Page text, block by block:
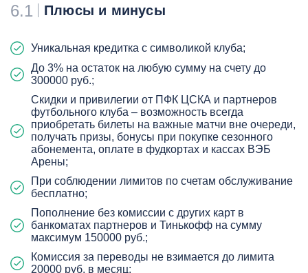
6.1 Плюсы и минусы
Уникальная кредитка с символикой клуба;
До 3% на остаток на любую сумму на счету до
300000 руб.;
Скидки и привилегии от ПФК ЦСКА и партнеров
футбольного клуба – возможность всегда
приобретать билеты на важные матчи вне очереди,
получать призы, бонусы при покупке сезонного
абонемента, оплате в фудкортах и кассах ВЭБ
Арены;
При соблюдении лимитов по счетам обслуживание
бесплатно;
Пополнение без комиссии с других карт в
банкоматах партнеров и Тинькофф на сумму
максимум 150000 руб.;
Комиссия за переводы не взимается до лимита
20000 руб. в месяц;